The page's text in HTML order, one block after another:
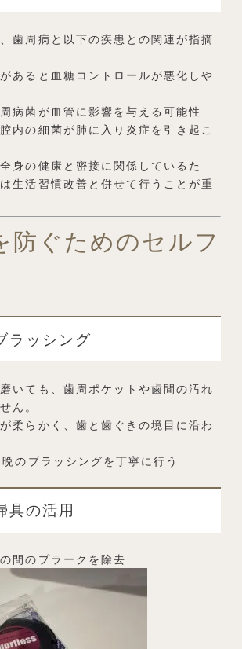
歯周病と以下の疾患との関連が指摘
あると血糖コントロールが悪化しや
病菌が血管に影響を与える可能性
内の細菌が肺に入り炎症を引き起こ
身の健康と密接に関係しているた
生活習慣改善と併せて行うことが重
防ぐためのセルフ
ラッシング
いても、歯周ポケットや歯間の汚れ
ん。
柔らかく、歯と歯ぐきの境目に沿わ
のブラッシングを丁寧に行う
具の活用
間のプラークを除去